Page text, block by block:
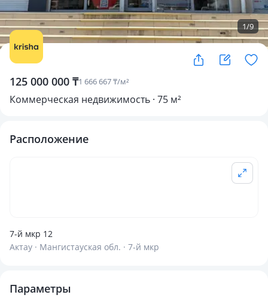
1/9
125 000 000 ₸1 666 667 ₸/м²
Коммерческая недвижимость · 75 м²
Расположение
7-й мкр 12
Актау · Мангистауская обл. · 7-й мкр
Параметры